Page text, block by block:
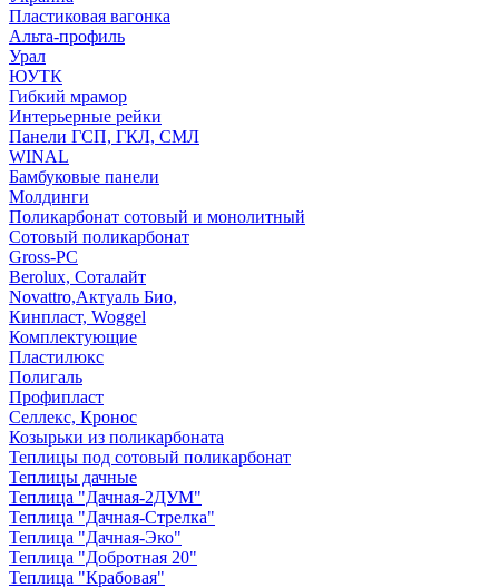
Пластиковая вагонка
Альта-профиль
Урал
ЮУТК
Гибкий мрамор
Интерьерные рейки
Панели ГСП, ГКЛ, СМЛ
WINAL
Бамбуковые панели
Молдинги
Поликарбонат сотовый и монолитный
Сотовый поликарбонат
Gross-PC
Berolux, Соталайт
Novattro,Актуаль Био,
Кинпласт, Woggel
Комплектующие
Пластилюкс
Полигаль
Профипласт
Селлекс, Кронос
Козырьки из поликарбоната
Теплицы под сотовый поликарбонат
Теплицы дачные
Теплица "Дачная-2ДУМ"
Теплица "Дачная-Стрелка"
Теплица "Дачная-Эко"
Теплица "Добротная 20"
Теплица "Крабовая"